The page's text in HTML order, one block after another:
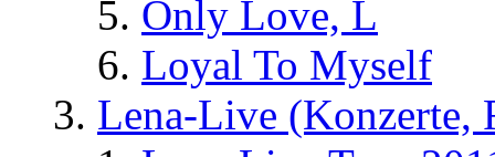
Only Love, L
Loyal To Myself
Lena-Live (Konzerte,